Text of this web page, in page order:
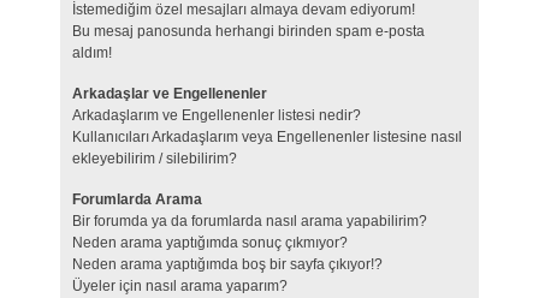
İstemediğim özel mesajları almaya devam ediyorum!
Bu mesaj panosunda herhangi birinden spam e-posta
aldım!
Arkadaşlar ve Engellenenler
Arkadaşlarım ve Engellenenler listesi nedir?
Kullanıcıları Arkadaşlarım veya Engellenenler listesine nasıl
ekleyebilirim / silebilirim?
Forumlarda Arama
Bir forumda ya da forumlarda nasıl arama yapabilirim?
Neden arama yaptığımda sonuç çıkmıyor?
Neden arama yaptığımda boş bir sayfa çıkıyor!?
Üyeler için nasıl arama yaparım?